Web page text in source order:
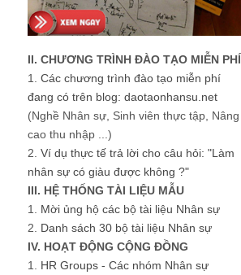
II. CHƯƠNG TRÌNH ĐÀO TẠO MIỄN PHÍ
1. Các chương trình đào tạo miễn phí
đang có trên blog: daotaonhansu.net
(Nghề Nhân sự, Sinh viên thực tập, Nâng
cao thu nhập ...)
2. Ví dụ thực tế trả lời cho câu hỏi: "Làm
nhân sự có giàu được không ?"
III. HỆ THỐNG TÀI LIỆU MẪU
1. Mời ủng hộ các bộ tài liệu Nhân sự
2. Danh sách 30 bộ tài liệu Nhân sự
IV. HOẠT ĐỘNG CỘNG ĐỒNG
1. HR Groups - Các nhóm Nhân sự